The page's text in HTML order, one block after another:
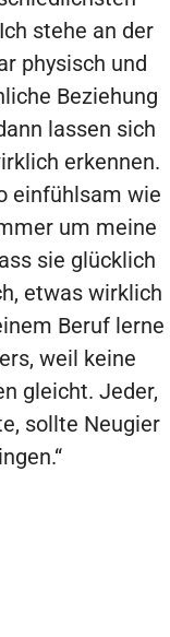
stehe an der
physisch und
Beziehung
lassen sich
erkennen.
einfühlsam wie
um meine
sie glücklich
etwas wirklich
Beruf lerne
weil keine
gleicht. Jeder,
sollte Neugier